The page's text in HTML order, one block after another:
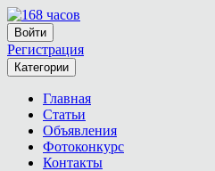
Войти
Регистрация
Категории
Главная
Статьи
Объявления
Фотоконкурс
Контакты